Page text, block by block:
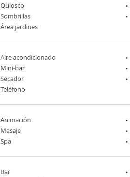
Quiosco
Sombrillas
Área jardines
Aire acondicionado
Mini-bar
Secador
Teléfono
Animación
Masaje
Spa
Bar